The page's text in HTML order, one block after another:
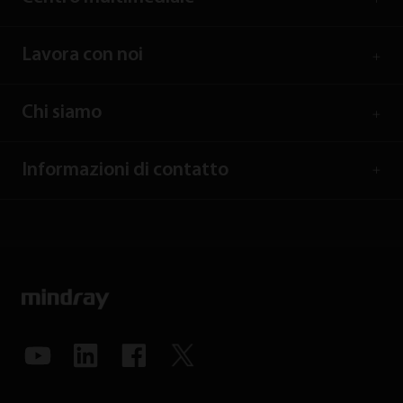
Lavora con noi
Chi siamo
Informazioni di contatto